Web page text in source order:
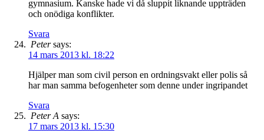
gymnasium. Kanske hade vi då sluppit liknande uppträden
och onödiga konflikter.
Svara
Peter says:
14 mars 2013 kl. 18:22
Hjälper man som civil person en ordningsvakt eller polis så
har man samma befogenheter som denne under ingripandet
Svara
Peter A says:
17 mars 2013 kl. 15:30